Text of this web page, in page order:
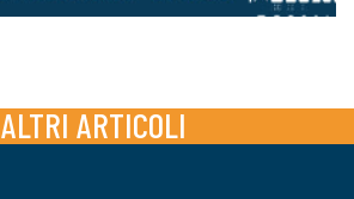
ALTRI ARTICOLI